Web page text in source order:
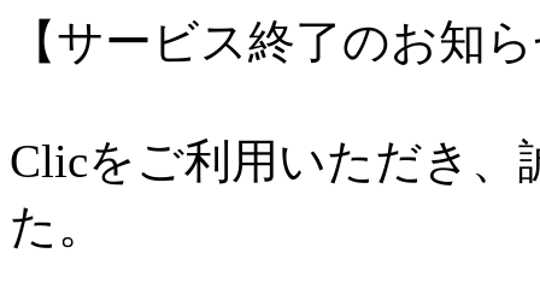
【サービス終了のお知
Clicをご利用いただき
た。